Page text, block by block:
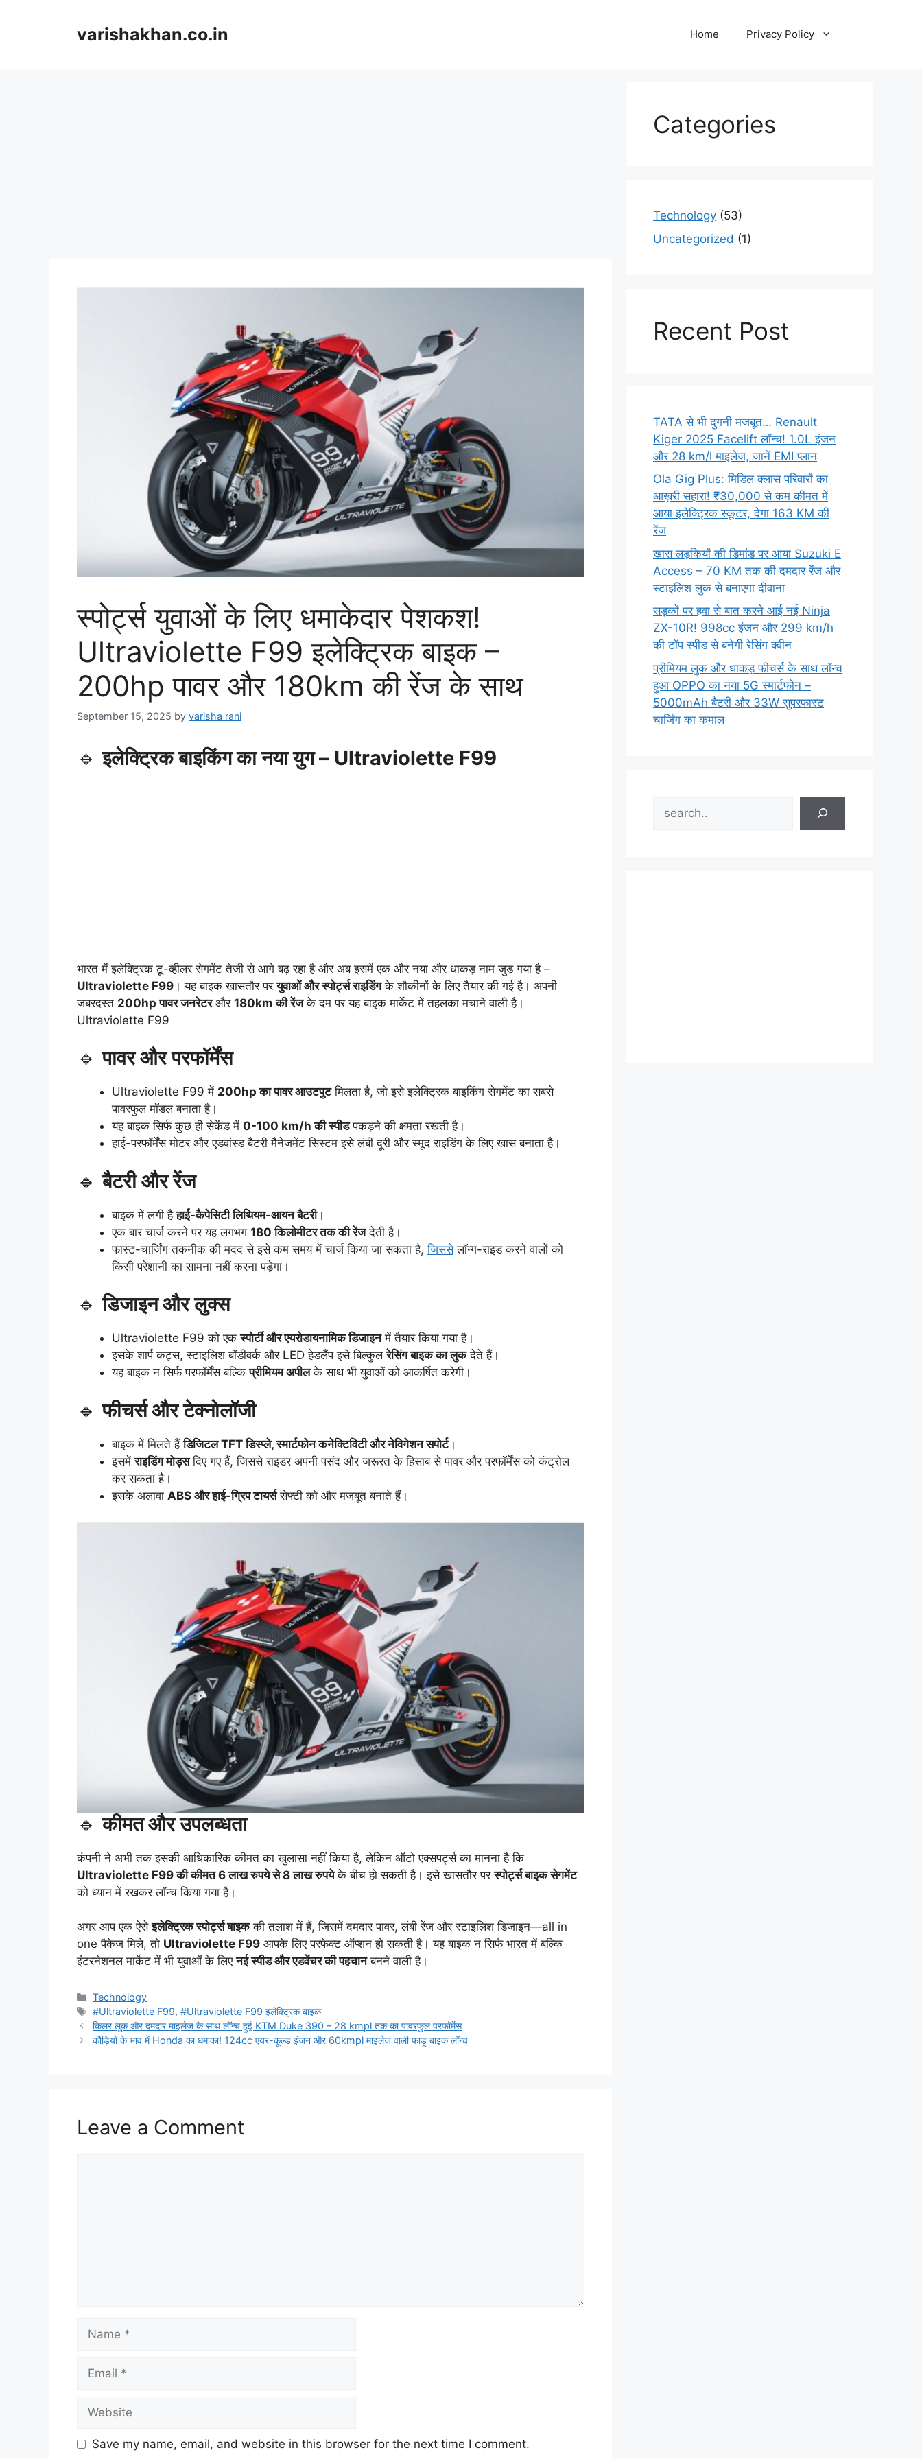
varishakhan.co.in Home Privacy Policy
स्पोर्ट्स युवाओं के लिए धमाकेदार पेशकश!
Ultraviolette F99 इलेक्ट्रिक बाइक –
200hp पावर और 180km की रेंज के साथ
September 15, 2025 by varisha rani
🔹इलेक्ट्रिक बाइकिंग का नया युग – Ultraviolette F99
भारत में इलेक्ट्रिक टू-व्हीलर सेगमेंट तेजी से आगे बढ़ रहा है और अब इसमें एक और नया और धाकड़ नाम जुड़ गया है –
Ultraviolette F99 । यह बाइक खासतौर परयुवाओं और स्पोर्ट्स राइडिंगके शौकीनों के लिए तैयार की गई है। अपनी
जबरदस्त 200hp पावर जनरेटरऔर 180km की रेंजके दम पर यह बाइक मार्केट में तहलका मचाने वाली है।
Ultraviolette F99
🔹पावर और परफॉर्मेंस
Ultraviolette F99 में 200hp का पावर आउटपुटमिलता है, जो इसे इलेक्ट्रिक बाइकिंग सेगमेंट का सबसे
पावरफुल मॉडल बनाता है।
यह बाइक सिर्फ कुछ ही सेकेंड में 0-100 km/h की स्पीडपकड़ने की क्षमता रखती है।
हाई-परफॉर्मेंस मोटर और एडवांस्ड बैटरी मैनेजमेंट सिस्टम इसे लंबी दूरी और स्मूद राइडिंग के लिए खास बनाता है।
🔹बैटरी और रेंज
बाइक में लगी हैहाई-कैपेसिटी लिथियम-आयन बैटरी।
एक बार चार्ज करने पर यह लगभग 180 किलोमीटर तक की रेंजदेती है।
फास्ट-चार्जिंग तकनीक की मदद से इसे कम समय में चार्ज किया जा सकता है,जिससेलॉन्ग-राइड करने वालों को
किसी परेशानी का सामना नहीं करना पड़ेगा।
🔹डिजाइन और लुक्स
Ultraviolette F99 को एकस्पोर्टी और एयरोडायनामिक डिजाइनमें तैयार किया गया है।
इसके शार्प कट्स, स्टाइलिश बॉडीवर्क और LED हेडलैंप इसे बिल्कुलरेसिंग बाइक का लुकदेते हैं।
यह बाइक न सिर्फ परफॉर्मेंस बल्किप्रीमियम अपीलके साथ भी युवाओं को आकर्षित करेगी।
🔹फीचर्स और टेक्नोलॉजी
बाइक में मिलते हैंडिजिटल TFT डिस्प्ले, स्मार्टफोन कनेक्टिविटी और नेविगेशन सपोर्ट।
इसमेंराइडिंग मोड्सदिए गए हैं, जिससे राइडर अपनी पसंद और जरूरत के हिसाब से पावर और परफॉर्मेंस को कंट्रोल
कर सकता है।
इसके अलावा ABS और हाई-ग्रिप टायर्ससेफ्टी को और मजबूत बनाते हैं।
🔹कीमत और उपलब्धता
कंपनी ने अभी तक इसकी आधिकारिक कीमत का खुलासा नहीं किया है, लेकिन ऑटो एक्सपर्ट्स का मानना है कि
Ultraviolette F99 की कीमत 6 लाख रुपये से 8 लाख रुपयेके बीच हो सकती है। इसे खासतौर परस्पोर्ट्स बाइक सेगमेंट
को ध्यान में रखकर लॉन्च किया गया है।
अगर आप एक ऐसेइलेक्ट्रिक स्पोर्ट्स बाइककी तलाश में हैं, जिसमें दमदार पावर, लंबी रेंज और स्टाइलिश डिजाइन—all in
one पैकेज मिले, तो Ultraviolette F99 आपके लिए परफेक्ट ऑप्शन हो सकती है। यह बाइक न सिर्फ भारत में बल्कि
इंटरनेशनल मार्केट में भी युवाओं के लिएनई स्पीड और एडवेंचर की पहचानबनने वाली है।
Categories
Technology
Tags
#Ultraviolette F99,#Ultraviolette F99 इलेक्ट्रिक बाइक
किलर लुक और दमदार माइलेज के साथ लॉन्च हुई KTM Duke 390 – 28 kmpl तक का पावरफुल परफॉर्मेंस
कौड़ियों के भाव में Honda का धमाका! 124cc एयर-कूल्ड इंजन और 60kmpl माइलेज वाली फाड़ू बाइक लॉन्च
Leave a Comment
Save my name, email, and website in this browser for the next time I comment.
Categories
Technology (53)
Uncategorized (1)
Recent Post
TATA से भी दुगनी मजबूत… Renault
Kiger 2025 Facelift लॉन्च! 1.0L इंजन
और 28 km/l माइलेज, जानें EMI प्लान
Ola Gig Plus: मिडिल क्लास परिवारों का
आख़री सहारा! ₹30,000 से कम कीमत में
आया इलेक्ट्रिक स्कूटर, देगा 163 KM की
रेंज
खास लड़कियों की डिमांड पर आया Suzuki E
Access – 70 KM तक की दमदार रेंज और
स्टाइलिश लुक से बनाएगा दीवाना
सड़कों पर हवा से बात करने आई नई Ninja
ZX-10R! 998cc इंजन और 299 km/h
की टॉप स्पीड से बनेगी रेसिंग क्वीन
प्रीमियम लुक और धाकड़ फीचर्स के साथ लॉन्च
हुआ OPPO का नया 5G स्मार्टफोन –
5000mAh बैटरी और 33W सुपरफास्ट
चार्जिंग का कमाल